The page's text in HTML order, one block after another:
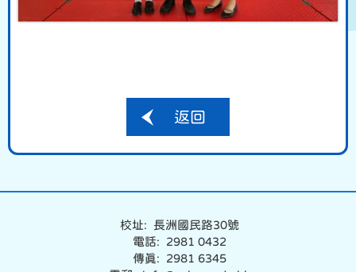
返回
校址: 長洲國民路30號
電話: 2981 0432
傳真: 2981 6345